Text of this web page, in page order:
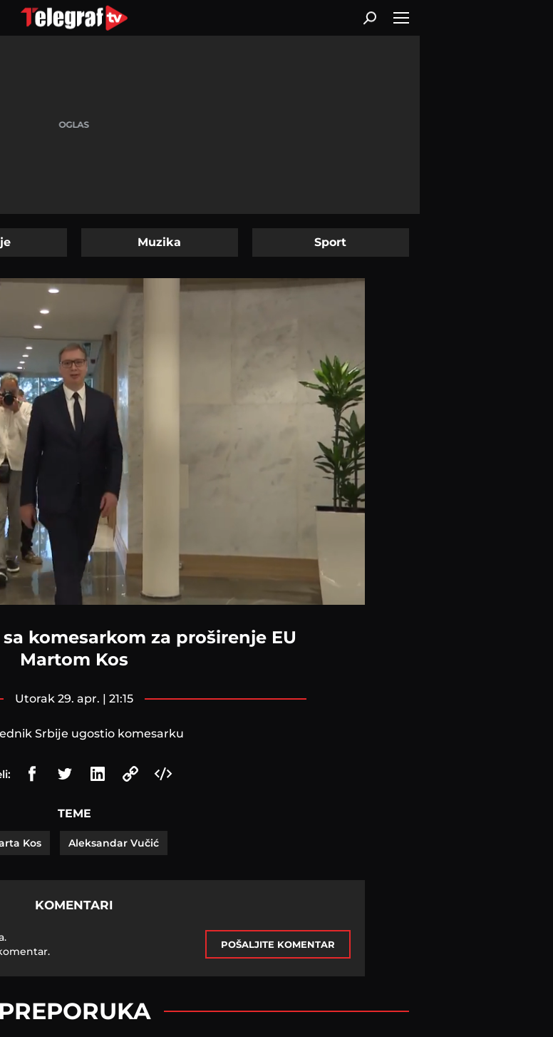
Muzika Sport
komesarkom za proširenje EU
Martom Kos
utorak 29. apr. | 21:15
Srbije ugostio komesarku
TEME
Kos Aleksandar Vučić
KOMENTARI
POŠALJITE KOMENTAR
PREPORUKA